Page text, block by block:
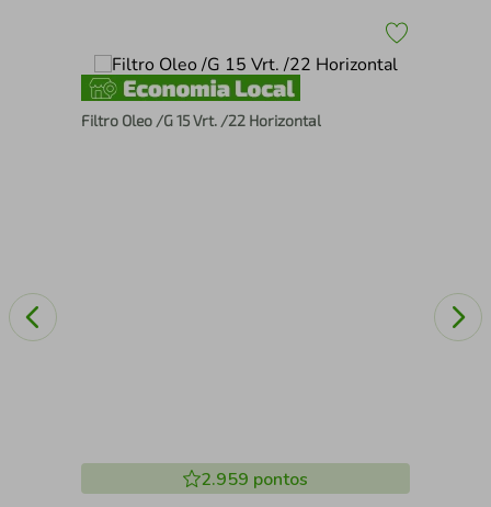
Filtro Oleo /G 15 Vrt. /22 Horizontal
2.959 pontos